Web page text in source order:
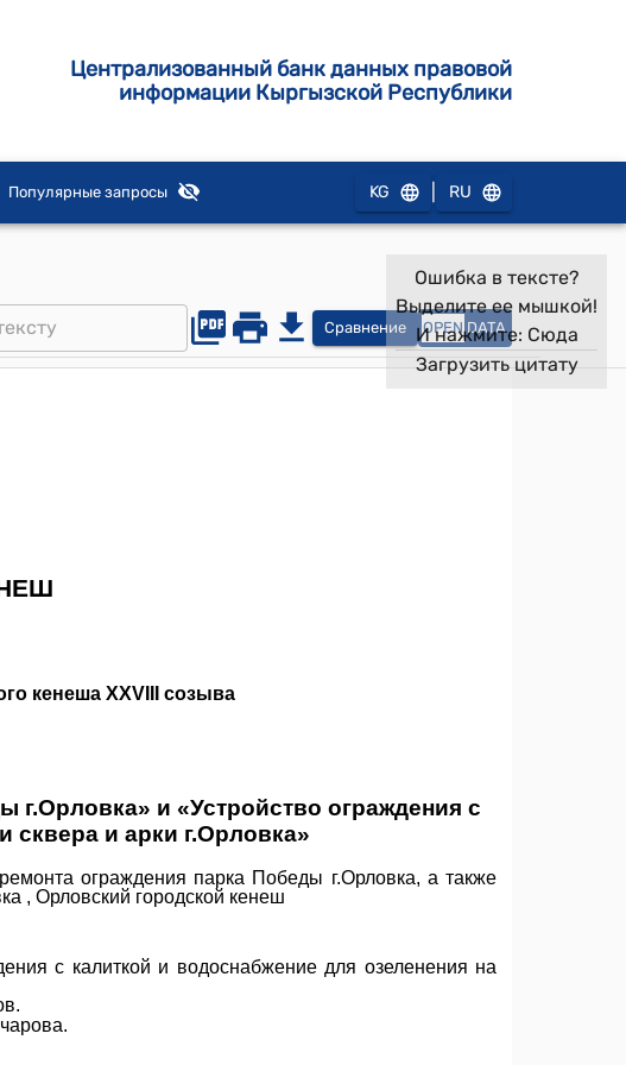
Централизованный банк данных правовой
информации Кыргызской Республики
Популярные запросы KG RU
Сравнение OPEN DATA
Ошибка в тексте?
Выделите ее мышкой!
И нажмите: Сюда
Загрузить цитату